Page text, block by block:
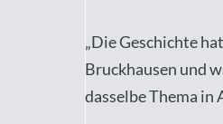
„Die Geschichte
Bruckhausen und
dasselbe Thema in